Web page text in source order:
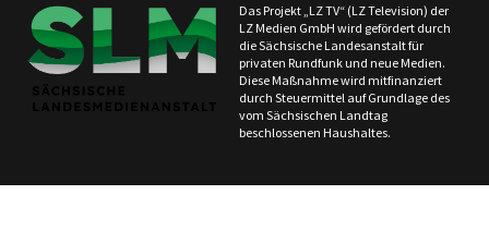
Das Projekt „LZ TV“ (LZ Television) der
LZ Medien GmbH wird gefördert durch
die Sächsische Landesanstalt für
privaten Rundfunk und neue Medien.
Diese Maßnahme wird mitfinanziert
durch Steuermittel auf Grundlage des
vom Sächsischen Landtag
beschlossenen Haushaltes.